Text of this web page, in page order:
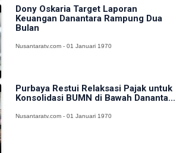
Dony Oskaria Target Laporan
Keuangan Danantara Rampung Dua
Bulan
Nusantaratv.com - 01 Januari 1970
Purbaya Restui Relaksasi Pajak untuk
Konsolidasi BUMN di Bawah Dananta...
Nusantaratv.com - 01 Januari 1970